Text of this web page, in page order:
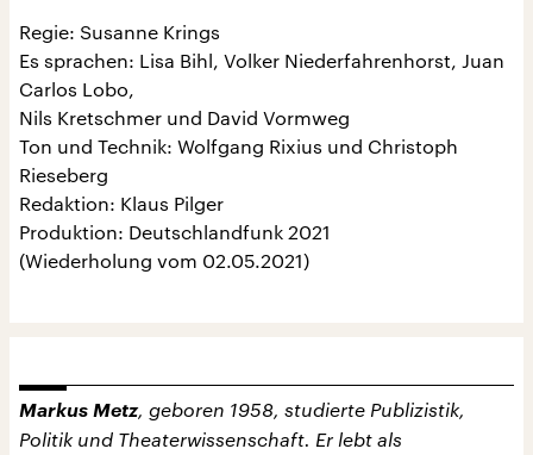
Regie: Susanne Krings
Es sprachen: Lisa Bihl, Volker Niederfahrenhorst, Juan
Carlos Lobo,
Nils Kretschmer und David Vormweg
Ton und Technik: Wolfgang Rixius und Christoph
Rieseberg
Redaktion: Klaus Pilger
Produktion: Deutschlandfunk 2021
(Wiederholung vom 02.05.2021)
Markus Metz, geboren 1958, studierte Publizistik,
Politik und Theaterwissenschaft. Er lebt als